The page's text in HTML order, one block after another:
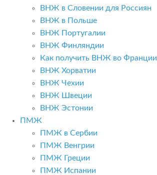
ВНЖ в Словении для Россиян
ВНЖ в Польше
ВНЖ Португалии
ВНЖ Финляндии
Как получить ВНЖ во Франции
ВНЖ Хорватии
ВНЖ Чехии
ВНЖ Швеции
ВНЖ Эстонии
ПМЖ
ПМЖ в Сербии
ПМЖ Венгрии
ПМЖ Греции
ПМЖ Испании